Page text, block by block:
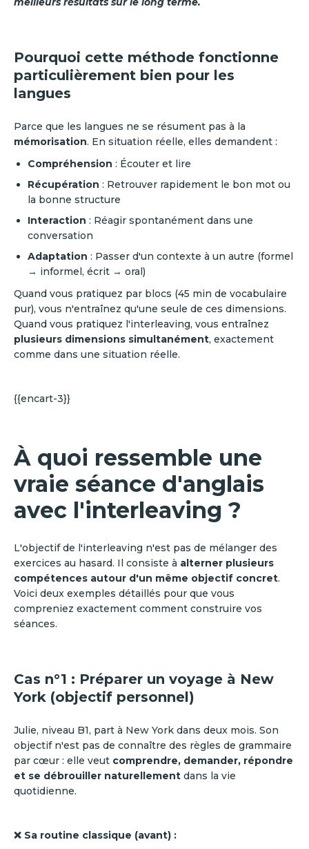
Pourquoi cette méthode fonctionne
particulièrement bien pour les
langues
Parce que les langues ne se résument pas à la
mémorisation. En situation réelle, elles demandent :
Compréhension : Écouter et lire
Récupération : Retrouver rapidement le bon mot ou
la bonne structure
Interaction : Réagir spontanément dans une
conversation
Adaptation : Passer d'un contexte à un autre (formel
→ informel, écrit → oral)
Quand vous pratiquez par blocs (45 min de vocabulaire
pur), vous n'entraînez qu'une seule de ces dimensions.
Quand vous pratiquez l'interleaving, vous entraînez
plusieurs dimensions simultanément, exactement
comme dans une situation réelle.
{{encart-3}}
À quoi ressemble une
vraie séance d'anglais
avec l'interleaving ?
L'objectif de l'interleaving n'est pas de mélanger des
exercices au hasard. Il consiste à alterner plusieurs
compétences autour d'un même objectif concret.
Voici deux exemples détaillés pour que vous
compreniez exactement comment construire vos
séances.
Cas n°1 : Préparer un voyage à New
York (objectif personnel)
Julie, niveau B1, part à New York dans deux mois. Son
objectif n'est pas de connaître des règles de grammaire
par cœur : elle veut comprendre, demander, répondre
et se débrouiller naturellement dans la vie
quotidienne.
❌ Sa routine classique (avant) :